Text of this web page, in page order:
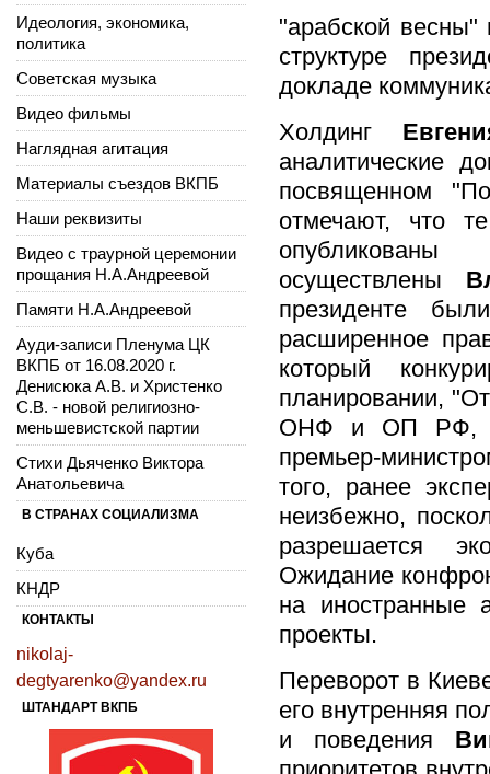
"арабской весны"
структуре
докладе
Холдинг
аналитические
посвященном
отмечают, что
осуществлены
президенте
расширенное
который
планировании,
ОНФ и ОП РФ, а
премьер-
того, ранее
неизбежно,
разрешается
Ожидание
на иностранные
проекты.
Переворот в
его внутренняя
и поведения
Идеология, экономика,
политика
Советская музыка
Видео фильмы
Наглядная агитация
Материалы съездов ВКПБ
Наши реквизиты
Видео с траурной церемонии
прощания Н.А.Андреевой
Памяти Н.А.Андреевой
Ауди-записи Пленума ЦК
ВКПБ от 16.08.2020 г.
Денисюка А.В. и Христенко
С.В. - новой религиозно-
меньшевистской партии
Стихи Дьяченко Виктора
Анатольевича
В СТРАНАХ СОЦИАЛИЗМА
Куба
КНДР
КОНТАКТЫ
nikolaj-
degtyarenko@yandex.ru
ШТАНДАРТ ВКПБ